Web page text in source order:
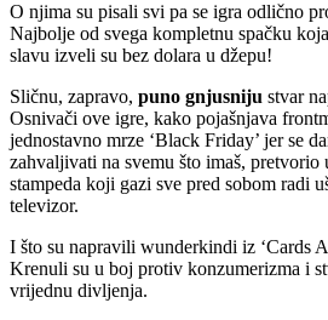
O njima su pisali svi pa se igra odlično
Najbolje od svega kompletnu spačku
slavu izveli su bez dolara u džepu!
Sličnu, zapravo, puno gnjusniju stvar
Osnivači ove igre, kako pojašnjava
jednostavno mrze ‘Black Friday’ jer se
zahvaljivati na svemu što imaš, pretvorio
stampeda koji gazi sve pred sobom radi
televizor.
I što su napravili wunderkindi iz ‘Cards
Krenuli su u boj protiv konzumerizma i
vrijednu divljenja.